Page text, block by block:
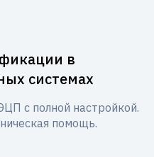
в
системах
с полной настройкой.
помощь.